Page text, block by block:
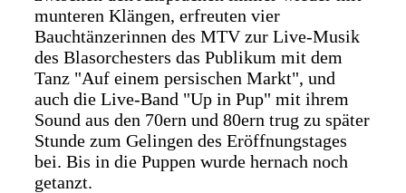
munteren Klängen, erfreuten vier
Bauchtänzerinnen des MTV zur Live-Musik
des Blasorchesters das Publikum mit dem
Tanz "Auf einem persischen Markt", und
auch die Live-Band "Up in Pup" mit ihrem
Sound aus den 70ern und 80ern trug zu später
Stunde zum Gelingen des Eröffnungstages
bei. Bis in die Puppen wurde hernach noch
getanzt.